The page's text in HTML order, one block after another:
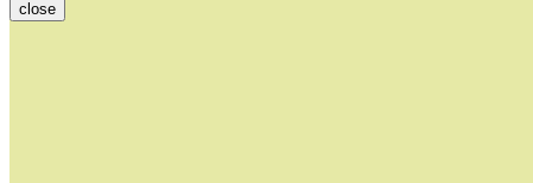
close